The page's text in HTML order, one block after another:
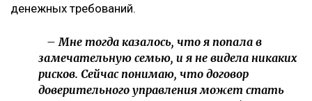
денежных требований.
– Мне тогда казалось, что я попала в
замечательную семью, и я не видела никаких
рисков. Сейчас понимаю, что договор
доверительного управления может стать